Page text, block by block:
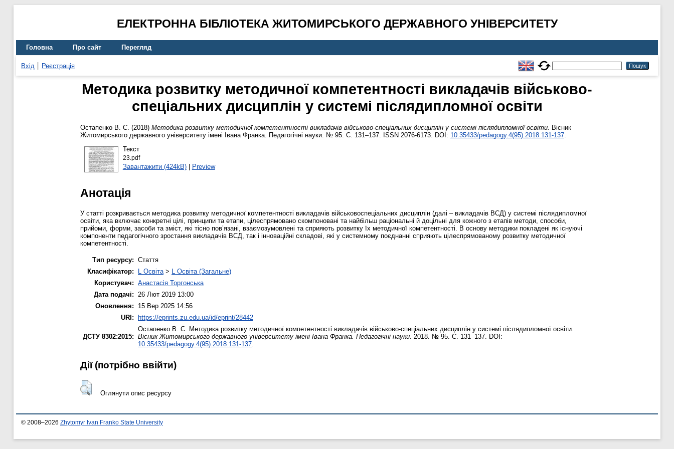
ЕЛЕКТРОННА БІБЛІОТЕКА ЖИТОМИРСЬКОГО ДЕРЖАВНОГО УНІВЕРСИТЕТУ
Головна Про сайт Перегляд
Вхід Реєстрація
Методика розвитку методичної компетентності викладачів військово-
спеціальних дисциплін у системі післядипломної освіти
Остапенко В. С. (2018) Методика розвитку методичної компетентності викладачів військово-спеціальних дисциплін у системі післядипломної освіти. Вісник
Житомирського державного університету імені Івана Франка. Педагогічні науки. № 95. С. 131–137. ISSN 2076-6173. DOI: 10.35433/pedagogy.4(95).2018.131-137.
Текст
23.pdf
Завантажити (424kB)| Preview
Анотація
У статті розкривається методика розвитку методичної компетентності викладачів військовоспеціальних дисциплін (далі – викладачів ВСД) у системі післядипломної
освіти, яка включає конкретні цілі, принципи та етапи, цілеспрямовано скомпоновані та найбільш раціональні й доцільні для кожного з етапів методи, способи,
прийоми, форми, засоби та зміст, які тісно пов’язані, взаємозумовлені та сприяють розвитку їх методичної компетентності. В основу методики покладені як існуючі
компоненти педагогічного зростання викладачів ВСД, так і інноваційні складові, які у системному поєднанні сприяють цілеспрямованому розвитку методичної
компетентності.
Тип ресурсу: Стаття
Класифікатор:
L Освіта > L Освіта (Загальне)
Користувач: Анастасія Торгонська
Дата подачі:
26 Лют 2019 13:00
Оновлення:
15 Вер 2025 14:56
URI: https://eprints.zu.edu.ua/id/eprint/28442
ДСТУ 8302:2015:
Остапенко В. С. Методика розвитку методичної компетентності викладачів військово-спеціальних дисциплін у системі післядипломної освіти.
Вісник Житомирського державного університету імені Івана Франка. Педагогічні науки . 2018. № 95. С. 131–137. DOI:
10.35433/pedagogy.4(95).2018.131-137
Дії ​​(потрібно ввійти)
Оглянути опис ресурсу
© 2008–2026 Zhytomyr Ivan Franko State University